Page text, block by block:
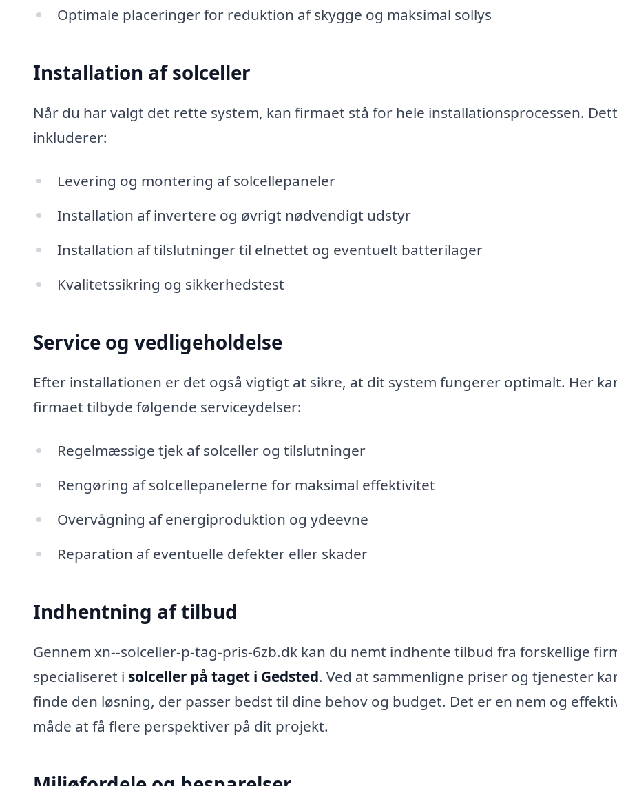
Optimale placeringer for reduktion af skygge og maksimal sollys
Installation af solceller
Når du har valgt det rette system, kan firmaet stå for hele installationsprocessen.
inkluderer:
Levering og montering af solcellepaneler
Installation af invertere og øvrigt nødvendigt udstyr
Installation af tilslutninger til elnettet og eventuelt batterilager
Kvalitetssikring og sikkerhedstest
Service og vedligeholdelse
Efter installationen er det også vigtigt at sikre, at dit system fungerer optimalt. Her
firmaet tilbyde følgende serviceydelser:
Regelmæssige tjek af solceller og tilslutninger
Rengøring af solcellepanelerne for maksimal effektivitet
Overvågning af energiproduktion og ydeevne
Reparation af eventuelle defekter eller skader
Indhentning af tilbud
Gennem xn--solceller-p-tag-pris-6zb.dk kan du nemt indhente tilbud fra forskellige
specialiseret i solceller på taget i Gedsted. Ved at sammenligne priser og tjenester
finde den løsning, der passer bedst til dine behov og budget. Det er en nem og
måde at få flere perspektiver på dit projekt.